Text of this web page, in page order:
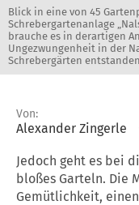
Blick in eine von 45
Schrebergartenanlage
brauche es in derartigen
Ungezwungenheit in der
Schrebergärten
Von:
Alexander Zingerle
Jedoch geht es bei
bloßes Garteln. Die
Gemütlichkeit,